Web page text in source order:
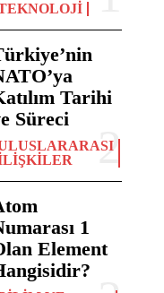
Tarihi
Süreci
1
Element